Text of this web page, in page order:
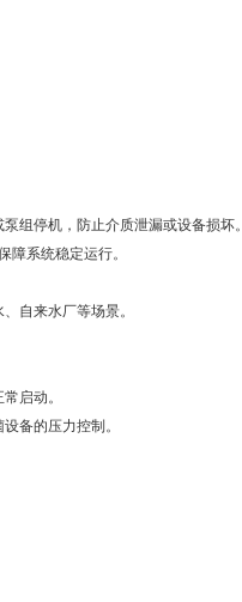
组停机，防止介质泄漏或设备损坏。
障系统稳定运行。
自来水厂等场景。
启动。
备的压力控制。